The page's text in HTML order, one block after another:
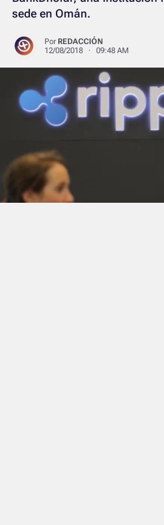
sede en Omán.
Por REDACCIÓN
12/08/2018 · 09:48 AM